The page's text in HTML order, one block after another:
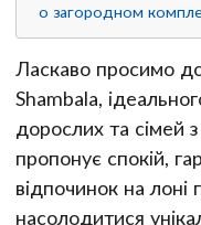
о загородном
Ласкаво просимо
Shambala,
дорослих та сімей
пропонує спокій,
відпочинок на
насолодитися